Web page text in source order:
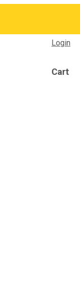
Login
Cart